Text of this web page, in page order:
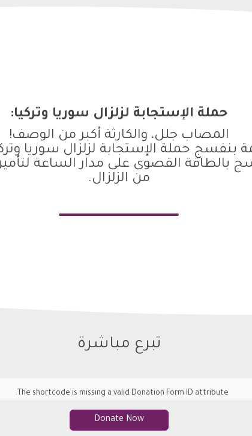
حملة الإستجابة لزلزال سوريا وتركيا:
المصاب جلل، والكارثة أكبر من الوصف!
بنفسج حملة الإستجابة لزلزال سوريا
بالطاقة القصوى على مدار الساعة لتأمين
من الزلزال.
تبرع مباشرة
The shortcode is missing a valid Donation Form ID attribute.
Donate Now